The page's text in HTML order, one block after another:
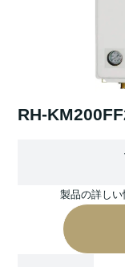
RH-
製品の詳し